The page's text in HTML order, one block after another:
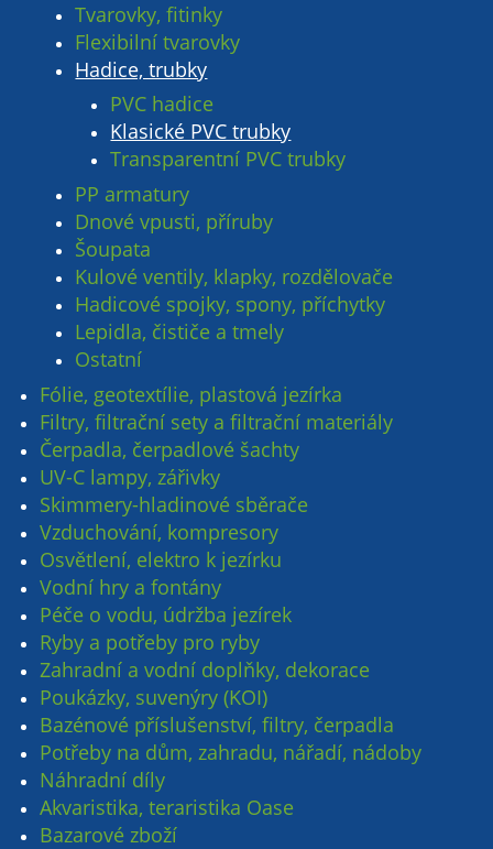
Tvarovky, fitinky
Flexibilní tvarovky
Hadice, trubky
PVC hadice
Klasické PVC trubky
Transparentní PVC trubky
PP armatury
Dnové vpusti, příruby
Šoupata
Kulové ventily, klapky, rozdělovače
Hadicové spojky, spony, příchytky
Lepidla, čističe a tmely
Ostatní
Fólie, geotextílie, plastová jezírka
Filtry, filtrační sety a filtrační materiály
Čerpadla, čerpadlové šachty
UV-C lampy, zářivky
Skimmery-hladinové sběrače
Vzduchování, kompresory
Osvětlení, elektro k jezírku
Vodní hry a fontány
Péče o vodu, údržba jezírek
Ryby a potřeby pro ryby
Zahradní a vodní doplňky, dekorace
Poukázky, suvenýry (KOI)
Bazénové příslušenství, filtry, čerpadla
Potřeby na dům, zahradu, nářadí, nádoby
Náhradní díly
Akvaristika, teraristika Oase
Bazarové zboží